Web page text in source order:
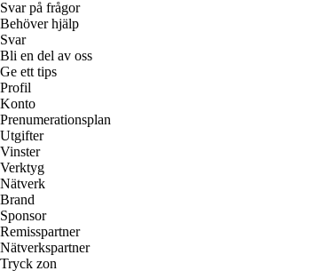
Svar på frågor
Behöver hjälp
Svar
Bli en del av oss
Ge ett tips
Profil
Konto
Prenumerationsplan
Utgifter
Vinster
Verktyg
Nätverk
Brand
Sponsor
Remisspartner
Nätverkspartner
Tryck zon